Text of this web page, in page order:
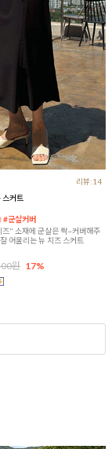
리뷰:14
커트
#군살커버
" 소재에 군살은 싹~커버해주
어울리는 뉴 치즈 스커트
원 17%